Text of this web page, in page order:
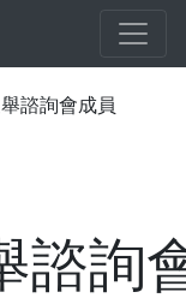
諮詢會成員
諮詢